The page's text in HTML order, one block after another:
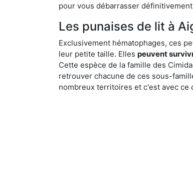
pour vous débarrasser
Les punaises de lit à
Exclusivement hématophages, ces
leur petite taille. Elles peuvent
Cette espèce de la famille des
retrouver chacune de ces sous-
nombreux territoires et c'est avec